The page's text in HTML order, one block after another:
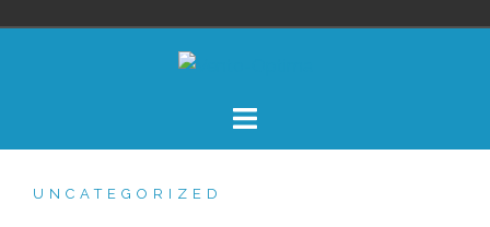
UNCATEGORIZED